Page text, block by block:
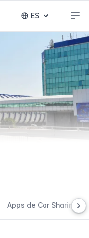
Abrir selector
ES
Apps de Car Sharing